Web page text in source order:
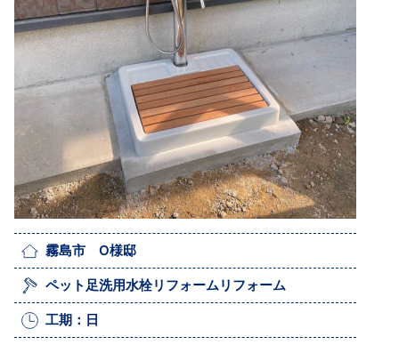
霧島市 O様邸
ペット足洗用水栓リフォームリフォーム
工期：日